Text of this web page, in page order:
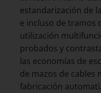
estandarización de
e incluso de tramos
utilización
probados y
las economías de
de mazos de cables
fabricación